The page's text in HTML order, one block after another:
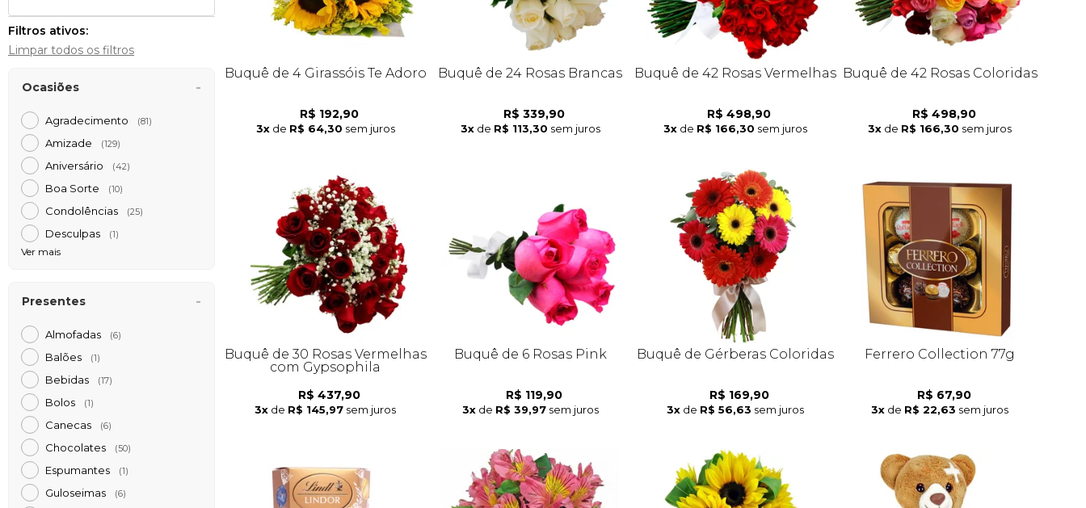
Filtros ativos:
Limpar todos os filtros
Ocasiões
Agradecimento (81)
Amizade (129)
Aniversário (42)
Boa Sorte (10)
Condolências (25)
Desculpas (1)
Ver mais
Presentes
Almofadas (6)
Balões (1)
Bebidas (17)
Bolos (1)
Canecas (6)
Chocolates (50)
Espumantes (1)
Guloseimas (6)
Buquê de 4 Girassóis Te Adoro
R$ 192,90
3x de R$ 64,30 sem juros
Buquê de 24 Rosas Brancas
R$ 339,90
3x de R$ 113,30 sem juros
Buquê de 42 Rosas Vermelhas
R$ 498,90
3x de R$ 166,30 sem juros
Buquê de 42 Rosas Coloridas
R$ 498,90
3x de R$ 166,30 sem juros
Buquê de 30 Rosas Vermelhas
com Gypsophila
R$ 437,90
3x de R$ 145,97 sem juros
Buquê de 6 Rosas Pink
R$ 119,90
3x de R$ 39,97 sem juros
Buquê de Gérberas Coloridas
R$ 169,90
3x de R$ 56,63 sem juros
Ferrero Collection 77g
R$ 67,90
3x de R$ 22,63 sem juros